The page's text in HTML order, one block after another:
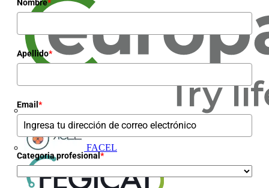
Europacable
FACEL
Nombre*
Apellido*
Email *
Categoria profesional *